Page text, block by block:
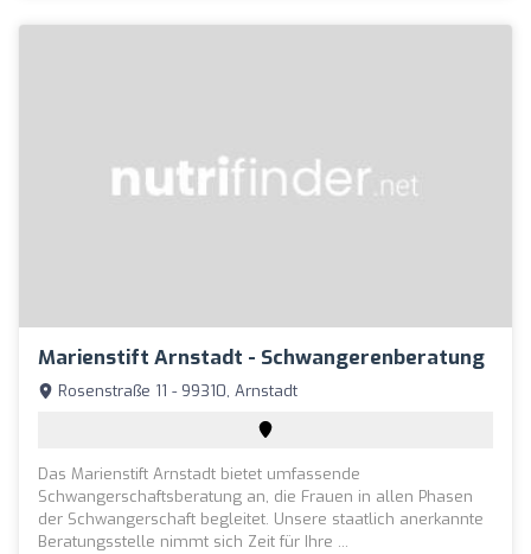
Marienstift Arnstadt - Schwangerenberatung
Rosenstraße 11 - 99310, Arnstadt
Das Marienstift Arnstadt bietet umfassende
Schwangerschaftsberatung an, die Frauen in allen Phasen
der Schwangerschaft begleitet. Unsere staatlich anerkannte
Beratungsstelle nimmt sich Zeit für Ihre ...